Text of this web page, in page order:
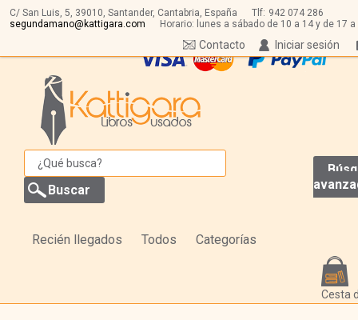
C/ San Luis, 5, 39010, Santander, Cantabria, España Tlf: 942 074 286
segundamano@kattigara.com
Horario: lunes a sábado de 10 a 14 y de 17 a
Iniciar sesión
Contacto
Recién llegados Todos Categorías
Cesta